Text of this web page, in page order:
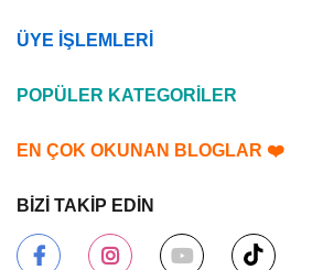
ÜYE İŞLEMLERİ
POPÜLER KATEGORİLER
EN ÇOK OKUNAN BLOGLAR ❤️
BİZİ TAKİP EDİN